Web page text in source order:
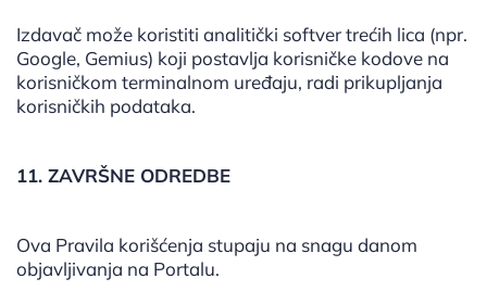
Izdavač može koristiti analitički softver trećih lica (npr.
Google, Gemius) koji postavlja korisničke kodove na
korisničkom terminalnom uređaju, radi prikupljanja
korisničkih podataka.
11. ZAVRŠNE ODREDBE
Ova Pravila korišćenja stupaju na snagu danom
objavljivanja na Portalu.